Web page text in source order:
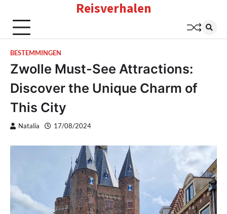
content
Reisverhalen
BESTEMMINGEN
Zwolle Must-See Attractions:
Discover the Unique Charm of
This City
Natalia 17/08/2024